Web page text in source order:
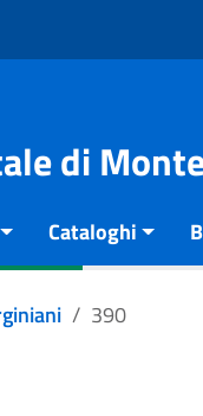
di
Cataloghi
390